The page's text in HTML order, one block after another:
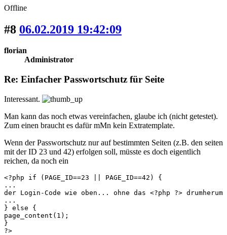
Offline
#8 06.02.2019 19:42:09
florian
Administrator
Re: Einfacher Passwortschutz für Seite
Interessant.
Man kann das noch etwas vereinfachen, glaube ich (nicht getestet).
Zum einen braucht es dafür mMn kein Extratemplate.
Wenn der Passwortschutz nur auf bestimmten Seiten (z.B. den seiten
mit der ID 23 und 42) erfolgen soll, müsste es doch eigentlich
reichen, da noch ein
<?php if (PAGE_ID==23 || PAGE_ID==42) {
...
der Login-Code wie oben... ohne das <?php ?> drumherum
...
} else {
page_content(1);
}
?>